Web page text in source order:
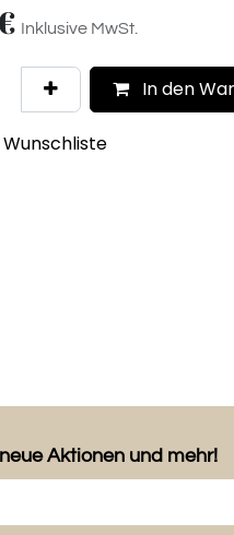
Inklusive MwSt.
In den
Aktionen und mehr!